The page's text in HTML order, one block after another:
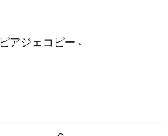
ピアジェコピー